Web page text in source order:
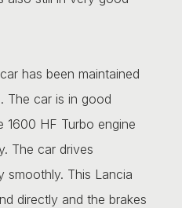
has been maintained
The car is in good
1600 HF Turbo engine
The car drives
smoothly. This Lancia
directly and the brakes